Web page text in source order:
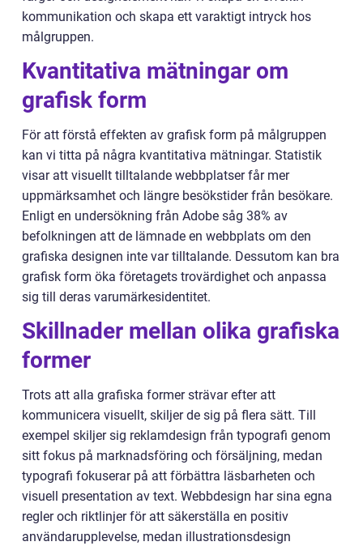
kommunikation och skapa ett varaktigt intryck hos
målgruppen.
Kvantitativa mätningar om
grafisk form
För att förstå effekten av grafisk form på målgruppen
kan vi titta på några kvantitativa mätningar. Statistik
visar att visuellt tilltalande webbplatser får mer
uppmärksamhet och längre besökstider från besökare.
Enligt en undersökning från Adobe såg 38% av
befolkningen att de lämnade en webbplats om den
grafiska designen inte var tilltalande. Dessutom kan bra
grafisk form öka företagets trovärdighet och anpassa
sig till deras varumärkesidentitet.
Skillnader mellan olika grafiska
former
Trots att alla grafiska former strävar efter att
kommunicera visuellt, skiljer de sig på flera sätt. Till
exempel skiljer sig reklamdesign från typografi genom
sitt fokus på marknadsföring och försäljning, medan
typografi fokuserar på att förbättra läsbarheten och
visuell presentation av text. Webbdesign har sina egna
regler och riktlinjer för att säkerställa en positiv
användarupplevelse, medan illustrationsdesign